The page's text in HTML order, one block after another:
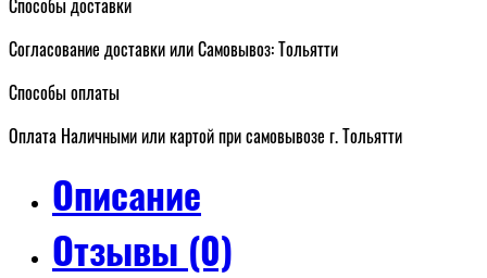
Согласование доставки или Самовывоз: Тольятти
Способы оплаты
Оплата Наличными или картой при самовывозе г. Тольятти
Описание
Отзывы (0)